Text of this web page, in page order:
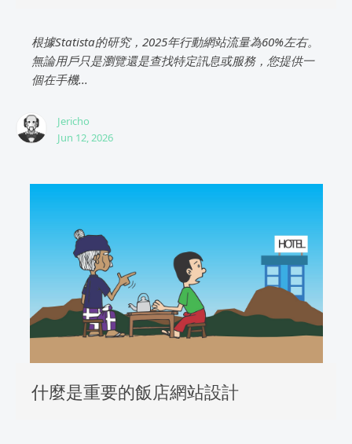
根據Statista的研究，2025年行動網站流量為60%左右。
無論用戶只是瀏覽還是查找特定訊息或服務，您提供一
個在手機...
Jericho
Jun 12, 2026
什麼是重要的飯店網站設計